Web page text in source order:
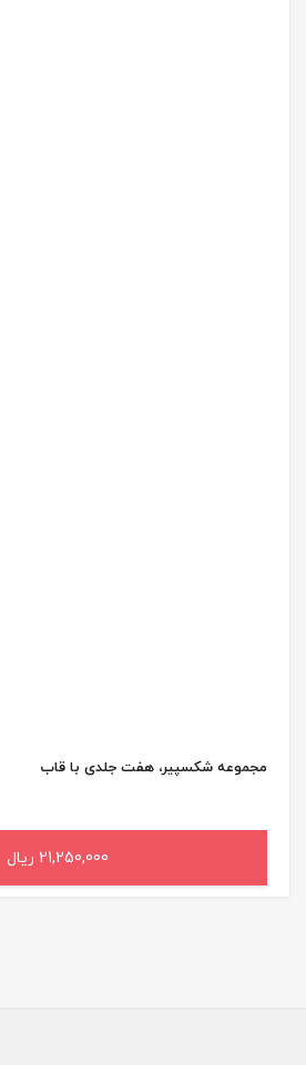
مجموعه شکسپیر، هفت جلدی با قاب
21,250,000 ریال
افزودن به سبد خرید